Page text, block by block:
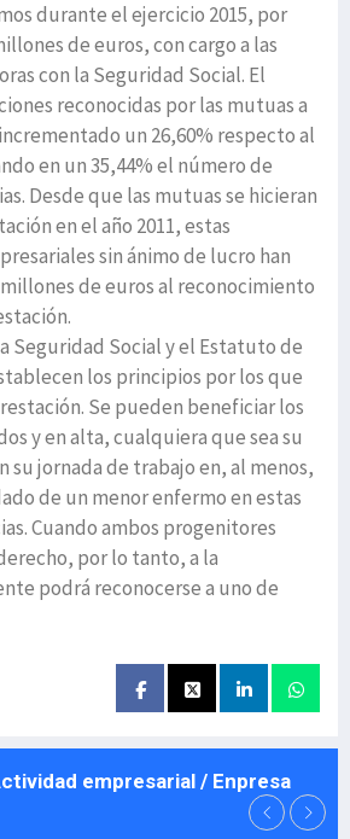
durante el ejercicio 2015, por
de euros, con cargo a las
con la Seguridad Social. El
reconocidas por las mutuas a
un 26,60% respecto al
en un 35,44% el número de
Desde que las mutuas se hicieran
en el año 2011, estas
sin ánimo de lucro han
de euros al reconocimiento
Seguridad Social y el Estatuto de
los principios por los que
Se pueden beneficiar los
y en alta, cualquiera que sea su
su jornada de trabajo en, al menos,
de un menor enfermo en estas
Cuando ambos progenitores
por lo tanto, a la
podrá reconocerse a uno de
empresarial / Enpresa